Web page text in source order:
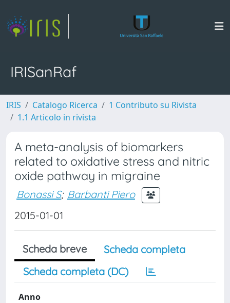
IRISanRaf
IRIS Catalogo Ricerca
1 Contributo su Rivista
1.1 Articolo in rivista
A meta-analysis of biomarkers
related to oxidative stress and nitric
oxide pathway in migraine
Bonassi S; Barbanti Piero
2015-01-01
Scheda breve
Scheda completa
Scheda completa (DC)
Anno